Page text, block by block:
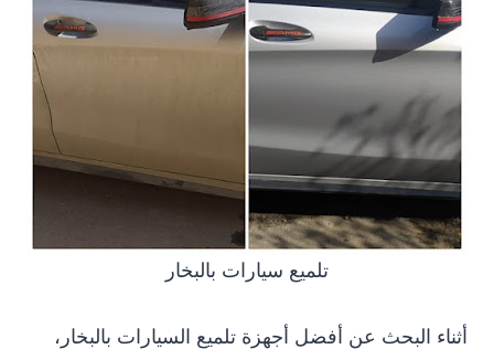
تلميع سيارات بالبخار
أثناء البحث عن أفضل أجهزة تلميع السيارات بالبخار،